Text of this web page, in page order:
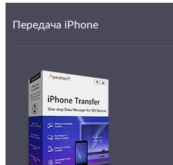
Передача iPhone